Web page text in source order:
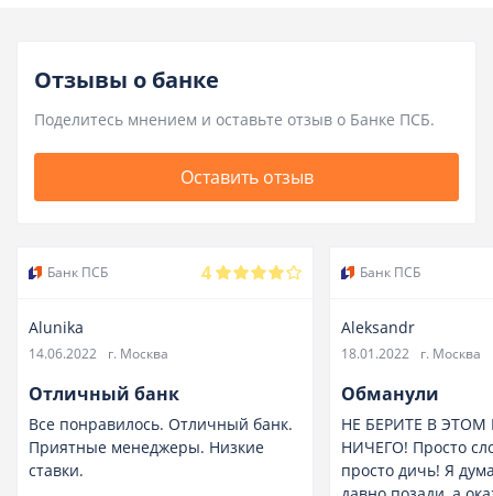
Отзывы о банке
Поделитесь мнением и оставьте отзыв о Банке ПСБ.
Оставить отзыв
Банк ПСБ 4
Alunika
14.06.2022 г. Москва
Отличный банк
Все понравилось. Отличный банк.
Приятные менеджеры. Низкие
ставки.
Банк ПСБ
Aleksandr
18.01.2022 г. Москва
Обманули
НЕ БЕРИТЕ В
НИЧЕГО! Просто
просто дичь! Я